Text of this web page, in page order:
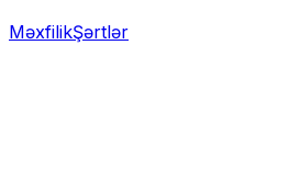
MəxfilikŞərtlər